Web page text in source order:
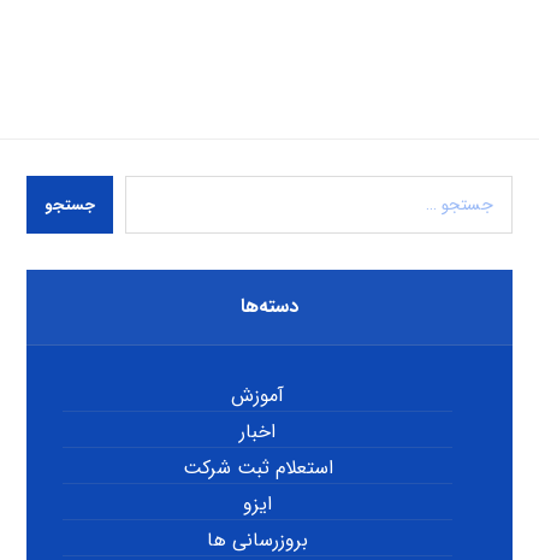
جستجو
دسته‌ها
آموزش
اخبار
استعلام ثبت شرکت
ایزو
بروزرسانی ها